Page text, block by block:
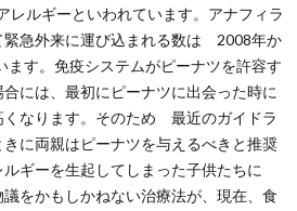
レルギーといわれています。アナフィラ
緊急外来に運び込まれる数は 2008年か
ます。免疫システムがピーナツを許容す
には、最初にピーナツに出会った時に
くなります。そのため 最近のガイドラ
に両親はピーナツを与えるべきと推奨
ギーを生起してしまった子供たちに
をかもしかねない治療法が、現在、食